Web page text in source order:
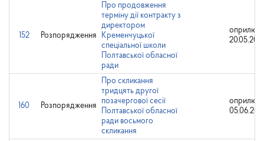
152 Розпорядження
Про продовження
терміну дії контракту з
директором
Кременчуцької
спеціальної школи
Полтавської обласної
ради
160 Розпорядження
Про скликання
тридцять другої
позачергової сесії
Полтавської обласної
ради восьмого
скликання